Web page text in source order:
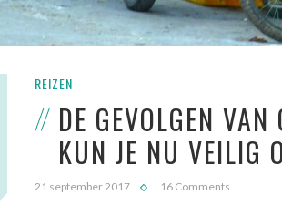
REIZEN
DE GEVOLGEN
KUN JE NU VEILIG
21 september 2017 16 Comments